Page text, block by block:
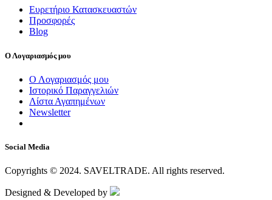
Ευρετήριο Κατασκευαστών
Προσφορές
Blog
Ο Λογαριασμός μου
Ο Λογαριασμός μου
Ιστορικό Παραγγελιών
Λίστα Αγαπημένων
Newsletter
Social Media
Copyrights © 2024. SAVELTRADE. All rights reserved.
Designed & Developed by